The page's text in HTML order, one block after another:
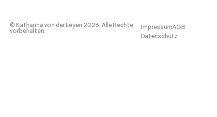
© Katharina von der Leyen 2026. Alle Rechte
vorbehalten.
ImpressumAGB
Datenschutz